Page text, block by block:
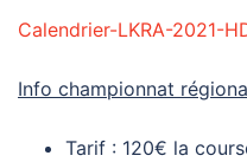
Calendrier-LKRA-2021-
Info championnat
Tarif : 120€ la